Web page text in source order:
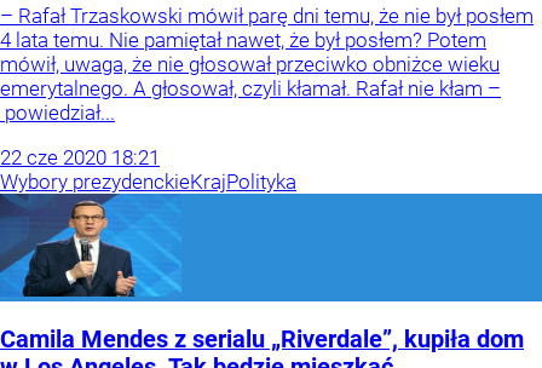
– Rafał Trzaskowski mówił parę dni temu, że nie był posłem
4 lata temu. Nie pamiętał nawet, że był posłem? Potem
mówił, uwaga, że nie głosował przeciwko obniżce wieku
emerytalnego. A głosował, czyli kłamał. Rafał nie kłam –
powiedział...
22 cze 2020 18:21
Wybory prezydenckieKrajPolityka
Camila Mendes z serialu „Riverdale”, kupiła dom